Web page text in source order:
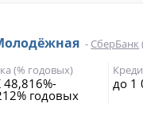
- СберБанк
(% годовых)
годовых
до 1